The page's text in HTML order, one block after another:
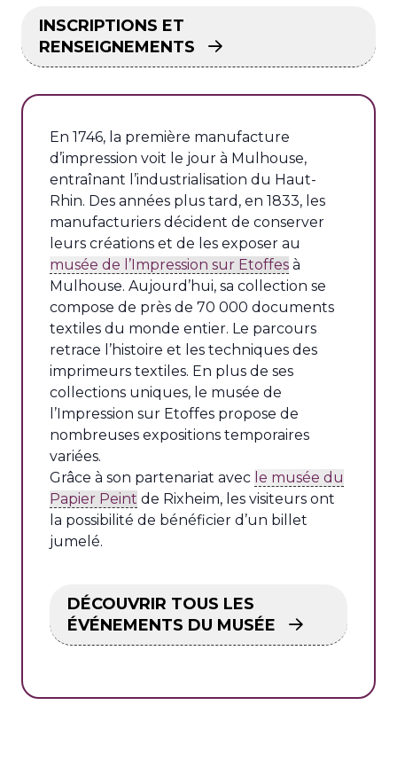
INSCRIPTIONS ET
RENSEIGNEMENTS
En 1746, la première manufacture
d’impression voit le jour à Mulhouse,
entraînant l’industrialisation du Haut-
Rhin. Des années plus tard, en 1833, les
manufacturiers décident de conserver
leurs créations et de les exposer au
musée de l’Impression sur Etoffes à
Mulhouse. Aujourd’hui, sa collection se
compose de près de 70 000 documents
textiles du monde entier. Le parcours
retrace l’histoire et les techniques des
imprimeurs textiles. En plus de ses
collections uniques, le musée de
l’Impression sur Etoffes propose de
nombreuses expositions temporaires
variées.
Grâce à son partenariat avec le musée du
Papier Peint de Rixheim, les visiteurs ont
la possibilité de bénéficier d’un billet
jumelé.
DÉCOUVRIR TOUS LES
ÉVÉNEMENTS DU MUSÉE